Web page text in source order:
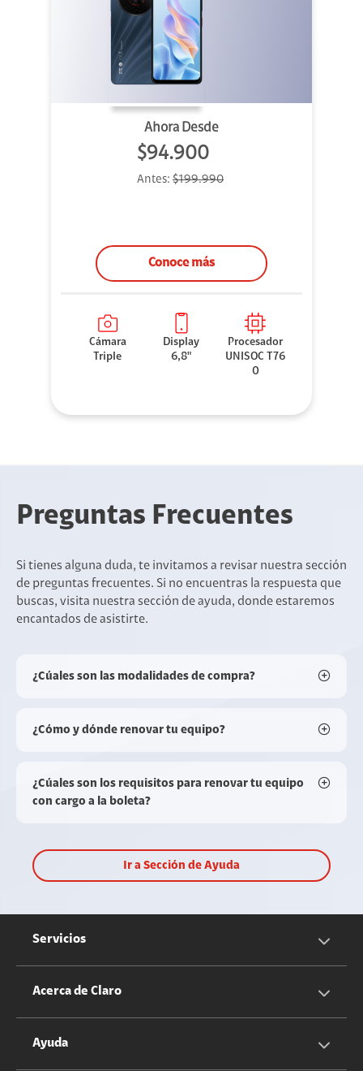
Ahora Desde
$94.900
Antes: $199.990
Conoce más
Cámara
Triple
Display
6,8"
Procesador
UNISOC T76
0
Preguntas Frecuentes
Si tienes alguna duda, te invitamos a revisar nuestra sección
de preguntas frecuentes. Si no encuentras la respuesta que
buscas, visita nuestra sección de ayuda, donde estaremos
encantados de asistirte.
¿Cúales son las modalidades de compra?
¿Cómo y dónde renovar tu equipo?
¿Cúales son los requisitos para renovar tu equipo
con cargo a la boleta?
Ir a Sección de Ayuda
Servicios
Servicios Móviles
Acerca de Claro
Información Corporativa
Ayuda